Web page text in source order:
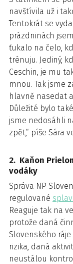
navštívila už i
Tentokrát se
prázdninách jsem
ťukalo na čelo,
trénuju. Jediný,
Ceschin, je mu
mnou. Tak jsme
hlavně nasedat
Důležité bylo
jsme nedosáhli
zpět,“ píše Sára
2. Kaňon
vodáky
Správa NP
regulované
Reaguje tak na
protože daná
Slovenského
rizika, daná
neustálou